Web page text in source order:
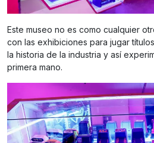
Este museo no es como cualquier
con las exhibiciones para jugar
la historia de la industria y así
primera mano.